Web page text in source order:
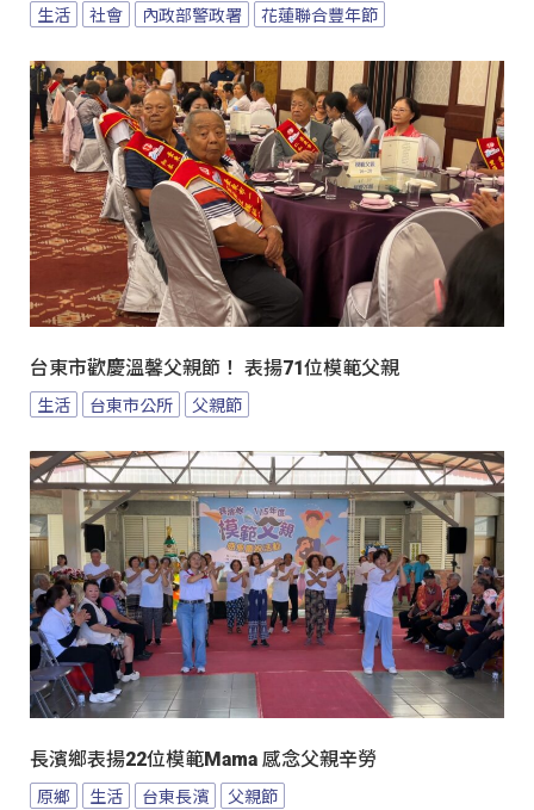
生活 社會 內政部警政署 花蓮聯合豐年節
台東市歡慶溫馨父親節！ 表揚71位模範父親
生活 台東市公所 父親節
長濱鄉表揚22位模範Mama 感念父親辛勞
原鄉 生活 台東長濱 父親節